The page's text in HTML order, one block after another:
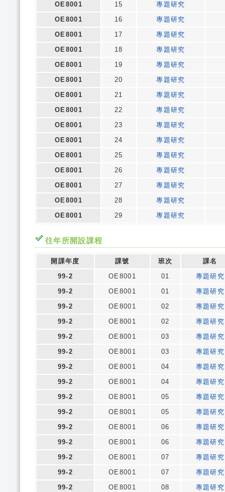
OE8001
15
專題研究
OE8001
16
專題研究
OE8001
17
專題研究
OE8001
18
專題研究
OE8001
19
專題研究
OE8001
20
專題研究
OE8001
21
專題研究
OE8001
22
專題研究
OE8001
23
專題研究
OE8001
24
專題研究
OE8001
25
專題研究
OE8001
26
專題研究
OE8001
27
專題研究
OE8001
28
專題研究
OE8001
29 專題研究
往年所開設課程
開課年度 課號 班次
課名
99-2
OE8001 01
專題研究
99-2
OE8001 01
專題研究
99-2
OE8001 02
專題研究
99-2
OE8001 02
專題研究
99-2
OE8001 03
專題研究
99-2
OE8001 03
專題研究
99-2
OE8001 04
專題研究
99-2
OE8001 04
專題研究
99-2
OE8001 05
專題研究
99-2
OE8001 05
專題研究
99-2
OE8001 06
專題研究
99-2
OE8001 06
專題研究
99-2
OE8001 07
專題研究
99-2
OE8001 07
專題研究
99-2
OE8001 08
專題研究